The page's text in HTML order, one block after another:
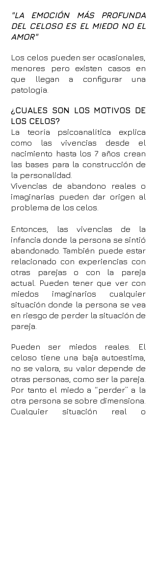
"LA EMOCIÓN MÁS PROFUNDA
DEL CELOSO ES EL MIEDO NO EL
AMOR"
Los celos pueden ser ocasionales,
menores pero existen casos en
que llegan a configurar una
patología.
¿CUALES SON LOS MOTIVOS DE
LOS CELOS?
La teoría psicoanalítica explica
como las vivencias desde el
nacimiento hasta los 7 años crean
las bases para la construcción de
la personalidad.
Vivencias de abandono reales o
imaginarias pueden dar origen al
problema de los celos.
Entonces, las vivencias de la
infancia donde la persona se sintió
abandonado. También puede estar
relacionado con experiencias con
otras parejas o con la pareja
actual. Pueden tener que ver con
miedos imaginarios cualquier
situación donde la persona se vea
en riesgo de perder la situación de
pareja.
Pueden ser miedos reales. El
celoso tiene una baja autoestima,
no se valora, su valor depende de
otras personas, como ser la pareja.
Por tanto el miedo a “perder” a la
otra persona se sobre dimensiona.
Cualquier situación real o